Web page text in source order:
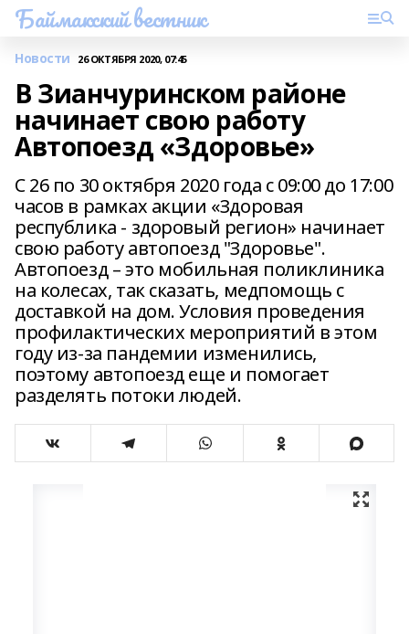
Баймакский вестник
Новости 26 ОКТЯБРЯ 2020, 07:45
В Зианчуринском районе
начинает свою работу
Автопоезд «Здоровье»
С 26 по 30 октября 2020 года с 09:00 до 17:00
часов в рамках акции «Здоровая
республика - здоровый регион» начинает
свою работу автопоезд "Здоровье".
Автопоезд – это мобильная поликлиника
на колесах, так сказать, медпомощь с
доставкой на дом. Условия проведения
профилактических мероприятий в этом
году из-за пандемии изменились,
поэтому автопоезд еще и помогает
разделять потоки людей.